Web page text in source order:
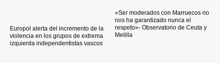
Europol alerta del incremento de la
violencia en los grupos de extrema
izquierda independentistas vascos
«Ser moderados con Marruecos no
nos ha garantizado nunca el
respeto»- Observatorio de Ceuta y
Melilla